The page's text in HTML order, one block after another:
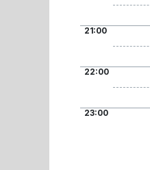
21:00
22:00
23:00